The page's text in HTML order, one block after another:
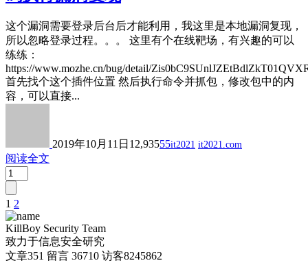
这个漏洞需要登录后台后才能利用，我这里是本地漏洞复现，
所以忽略登录过程。。。 这里有个在线靶场，有兴趣的可以
练练：
https://www.mozhe.cn/bug/detail/
首先找个这个插件位置 然后执行命令并抓包，修改包中的内
容，可以直接...
2019年10月11日 12,93555it2021 it2021.com
阅读全文
文
章
分
1 2
KillBoy Security Team
致力于信息安全研究
文章351 留言 36710 访客8245862